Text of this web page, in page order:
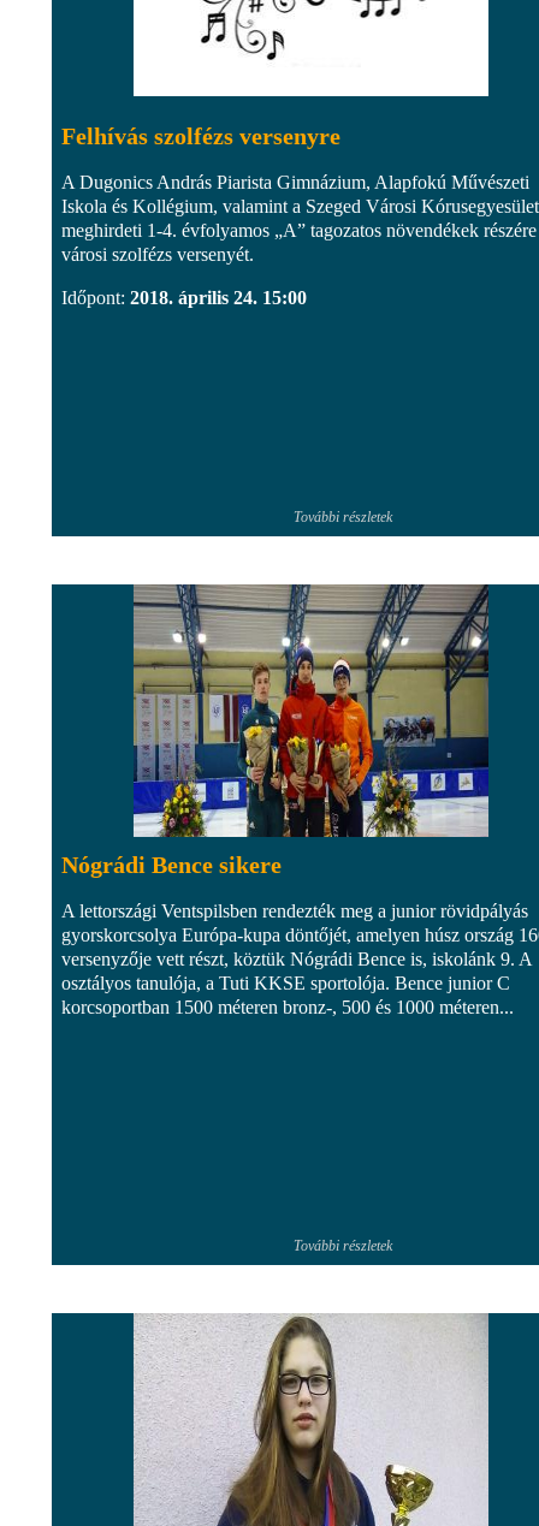
Felhívás szolfézs versenyre
A Dugonics András Piarista Gimnázium, Alapfokú Művészeti
Iskola és Kollégium, valamint a Szeged Városi Kórusegyesület
meghirdeti 1-4. évfolyamos „A” tagozatos növendékek részére
városi szolfézs versenyét.
Időpont: 2018. április 24. 15:00
További részletek
Nógrádi Bence sikere
A lettországi Ventspilsben rendezték meg a junior rövidpályás
gyorskorcsolya Európa-kupa döntőjét, amelyen húsz ország
versenyzője vett részt, köztük Nógrádi Bence is, iskolánk 9. A
osztályos tanulója, a Tuti KKSE sportolója. Bence junior C
korcsoportban 1500 méteren bronz-, 500 és 1000 méteren...
További részletek